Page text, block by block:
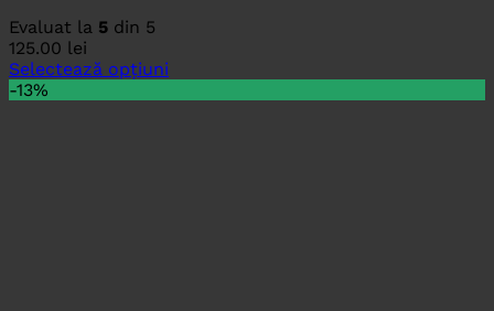
Evaluat la 5 din 5
125.00 lei
Selectează opțiuni
-13%